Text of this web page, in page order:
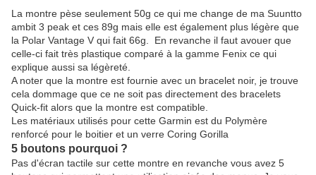
La montre pèse seulement 50g ce qui me change de ma Suuntto
ambit 3 peak et ces 89g mais elle est également plus légère que
la Polar Vantage V qui fait 66g. En revanche il faut avouer que
celle-ci fait très plastique comparé à la gamme Fenix ce qui
explique aussi sa légèreté.
A noter que la montre est fournie avec un bracelet noir, je trouve
cela dommage que ce ne soit pas directement des bracelets
Quick-fit alors que la montre est compatible.
Les matériaux utilisés pour cette Garmin est du Polymère
renforcé pour le boitier et un verre Coring Gorilla
5 boutons pourquoi ?
Pas d'écran tactile sur cette montre en revanche vous avez 5